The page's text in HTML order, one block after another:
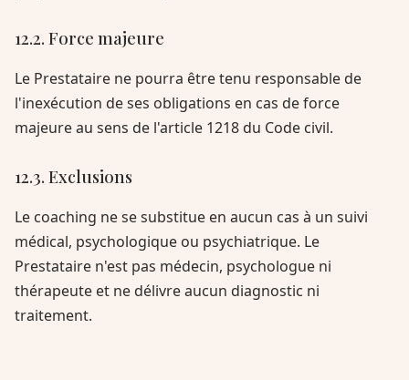
12.2. Force majeure
Le Prestataire ne pourra être tenu responsable de
l'inexécution de ses obligations en cas de force
majeure au sens de l'article 1218 du Code civil.
12.3. Exclusions
Le coaching ne se substitue en aucun cas à un suivi
médical, psychologique ou psychiatrique. Le
Prestataire n'est pas médecin, psychologue ni
thérapeute et ne délivre aucun diagnostic ni
traitement.